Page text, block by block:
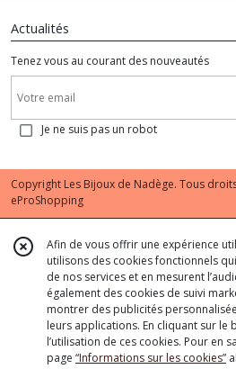
Actualités
Tenez vous au courant des nouveautés
Je ne suis pas un robot
Copyright Les Bijoux de Nadège. Tous
eProShopping
Afin de vous offrir une expérience
utilisons des cookies fonctionnels
de nos services et en mesurent
également des cookies de suivi
montrer des publicités
leurs applications. En cliquant sur le
l’utilisation de ces cookies. Pour en
page “Informations sur les cookies”